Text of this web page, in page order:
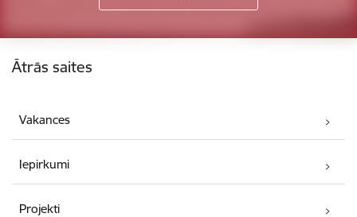
Ātrās saites
Vakances
Iepirkumi
Projekti